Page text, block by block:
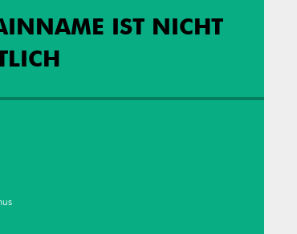
IST NICHT